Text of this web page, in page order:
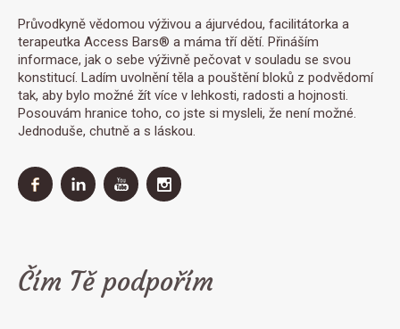
Průvodkyně vědomou výživou a ájurvédou, facilitátorka a
terapeutka Access Bars® a máma tří dětí. Přináším
informace, jak o sebe výživně pečovat v souladu se svou
konstitucí. Ladím uvolnění těla a pouštění bloků z podvědomí
tak, aby bylo možné žít více v lehkosti, radosti a hojnosti.
Posouvám hranice toho, co jste si mysleli, že není možné.
Jednoduše, chutně a s láskou.
Čím Tě podpořím